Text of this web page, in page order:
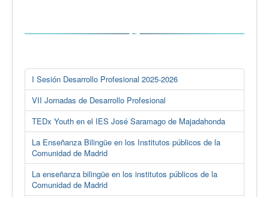
I Sesión Desarrollo Profesional 2025-2026
VII Jornadas de Desarrollo Profesional
TEDx Youth en el IES José Saramago de Majadahonda
La Enseñanza Bilingüe en los Institutos públicos de la
Comunidad de Madrid
La enseñanza bilingüe en los institutos públicos de la
Comunidad de Madrid